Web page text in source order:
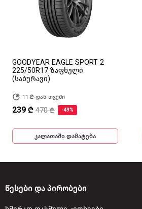
GOODYEAR EAGLE SPORT 2
225/50R17 ზაფხული
(საბურავი)
11 ₾-დან თვეში
239 ₾ 470 ₾ -49%
კალათაში დამატება
წესები და პირობები